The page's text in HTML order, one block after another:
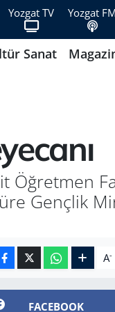
Yozgat TV Yozgat FM
Sanat
Öğretmen
Gençlik
A-
FACEBOOK